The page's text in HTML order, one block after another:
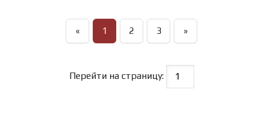
« 1 2 3 »
Перейти на страницу: